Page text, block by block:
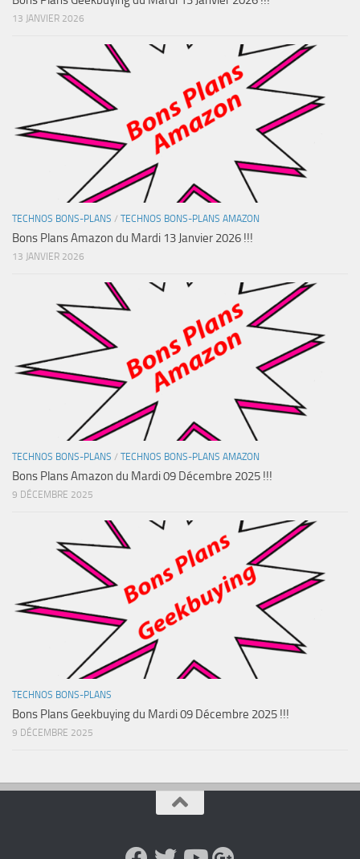
13 JANVIER 2026
TECHNOS BONS-PLANS / TECHNOS BONS-PLANS AMAZON
Bons Plans Amazon du Mardi 13 Janvier 2026 !!!
13 JANVIER 2026
TECHNOS BONS-PLANS / TECHNOS BONS-PLANS AMAZON
Bons Plans Amazon du Mardi 09 Décembre 2025 !!!
9 DÉCEMBRE 2025
TECHNOS BONS-PLANS
Bons Plans Geekbuying du Mardi 09 Décembre 2025 !!!
9 DÉCEMBRE 2025